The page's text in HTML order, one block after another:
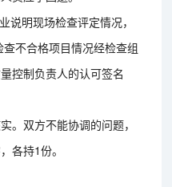
说明现场检查评定情况，
不合格项目情况经检查组
控制负责人的认可签名
。双方不能协调的问题，
各持1份。